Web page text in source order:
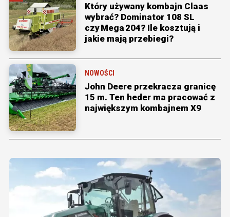
Który używany kombajn Claas
wybrać? Dominator 108 SL
czy Mega 204? Ile kosztują i
jakie mają przebiegi?
NOWOŚCI
John Deere przekracza granicę
15 m. Ten heder ma pracować z
największym kombajnem X9